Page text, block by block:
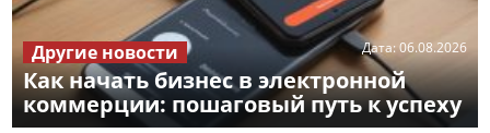
Как начать бизнес в электронной
коммерции: пошаговый путь к успеху
Дата:06.08.2026
Другие новости